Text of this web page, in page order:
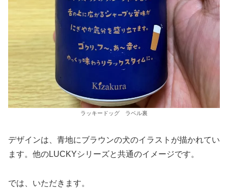
ラッキードッグ ラベル裏
デザインは、青地にブラウンの犬のイラストが描かれてい
ます。他のLUCKYシリーズと共通のイメージです。
では、いただきます。